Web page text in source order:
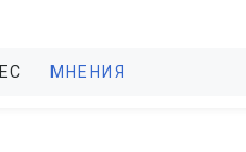
МНЕНИЯ